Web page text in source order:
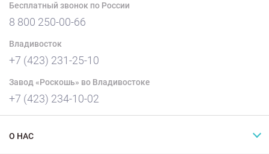
Бесплатный звонок по России
8 800 250-00-66
Владивосток
+7 (423) 231-25-10
Завод «Роскошь» во Владивостоке
+7 (423) 234-10-02
О НАС